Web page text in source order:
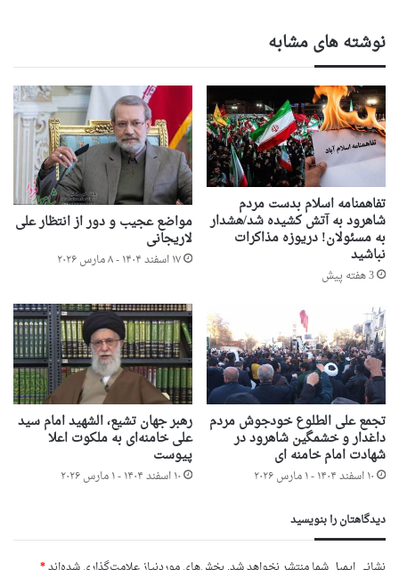
نوشته های مشابه
تفاهمنامه اسلام بدست مردم
شاهرود به آتش کشیده شد/هشدار
به مسئولان! دریوزه مذاکرات
نباشید
3 هفته پیش
مواضع عجیب و دور از انتظار علی
لاریجانی
۱۷ اسفند ۱۴۰۴ - ۸ مارس ۲۰۲۶
تجمع علی الطلوع خودجوش مردم
داغدار و خشمگین شاهرود در
شهادت امام خامنه ای
۱۰ اسفند ۱۴۰۴ - ۱ مارس ۲۰۲۶
رهبر جهان تشیع، الشهید امام سید
علی خامنه‌ای به ملکوت اعلا
پیوست
۱۰ اسفند ۱۴۰۴ - ۱ مارس ۲۰۲۶
دیدگاهتان را بنویسید